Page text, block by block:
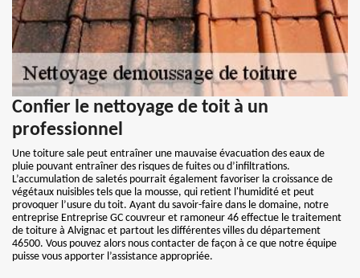
Confier le nettoyage de toit à un
professionnel
Une toiture sale peut entraîner une mauvaise évacuation des eaux de
pluie pouvant entraîner des risques de fuites ou d’infiltrations.
L’accumulation de saletés pourrait également favoriser la croissance de
végétaux nuisibles tels que la mousse, qui retient l'humidité et peut
provoquer l’usure du toit. Ayant du savoir-faire dans le domaine, notre
entreprise Entreprise GC couvreur et ramoneur 46 effectue le traitement
de toiture à Alvignac et partout les différentes villes du département
46500. Vous pouvez alors nous contacter de façon à ce que notre équipe
puisse vous apporter l’assistance appropriée.